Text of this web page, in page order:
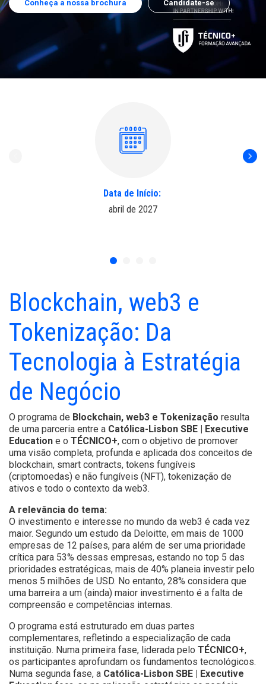
Conheça a nossa brochura Candidate-se
Data de Início:
abril de 2027
Blockchain, web3 e
Tokenização: Da
Tecnologia à Estratégia
de Negócio
O programa de Blockchain, web3 e Tokenização resulta
de uma parceria entre a Católica-Lisbon SBE | Executive
Education e o TÉCNICO+, com o objetivo de promover
uma visão completa, profunda e aplicada dos conceitos de
blockchain, smart contracts, tokens fungíveis
(criptomoedas) e não fungíveis (NFT), tokenização de
ativos e todo o contexto da web3.
A relevância do tema:
O investimento e interesse no mundo da web3 é cada vez
maior. Segundo um estudo da Deloitte, em mais de 1000
empresas de 12 países, para além de ser uma prioridade
crítica para 53% dessas empresas, estando no top 5 das
prioridades estratégicas, mais de 40% planeia investir pelo
menos 5 milhões de USD. No entanto, 28% considera que
uma barreira a um (ainda) maior investimento é a falta de
compreensão e competências internas.
O programa está estruturado em duas partes
complementares, refletindo a especialização de cada
instituição. Numa primeira fase, liderada pelo TÉCNICO+,
os participantes aprofundam os fundamentos tecnológicos.
Numa segunda fase, a Católica-Lisbon SBE | Executive